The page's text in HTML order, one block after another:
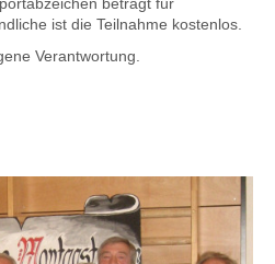
ist die Teilnahme kostenlos.
Verantwortung.